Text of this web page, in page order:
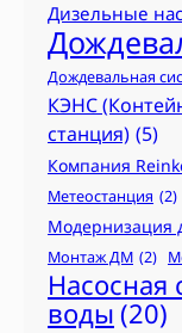
Дизельные
Дождевальная
КЭНС
станция) (5)
Компания
Метеостанция (2)
Модернизация
Монтаж ДМ (2)
Насосная
воды (20)